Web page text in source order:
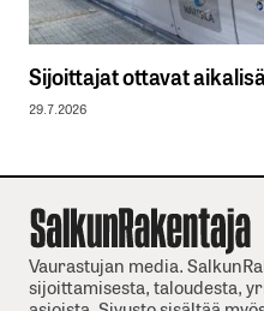
Sijoittajat ottavat
29.7.2026
Vaurastujan media.
sijoittamisesta, taloudesta,